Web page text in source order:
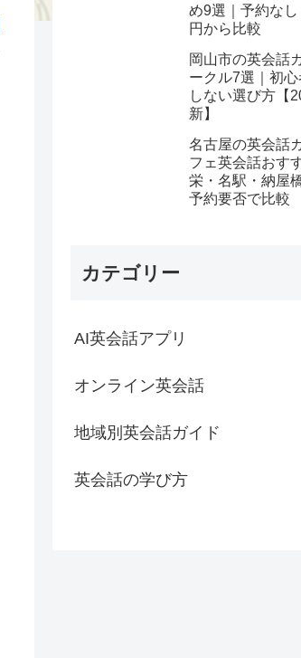
め9選｜予約な
円から比較
岡山市の英会話
ークル7選｜初
しない選び方【
新】
名古屋の英会話
フェ英会話おす
栄・名駅・納屋
予約要否で比較
カテゴリー
AI英会話アプリ
オンライン英会話
地域別英会話ガイド
英会話の学び方